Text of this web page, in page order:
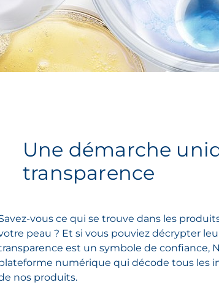
Une démarche
transparence
vous ce qui se trouve dans les
peau ? Et si vous pouviez décrypter
est un symbole de confiance,
numérique qui décode tous les
nos produits.